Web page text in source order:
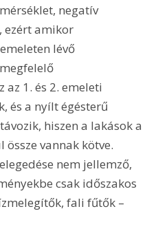
negatív
ezért amikor
lévő
1. és 2. emeleti
és a nyílt égésterű
hiszen a lakások a
vannak kötve.
nem jellemző,
csak időszakos
fali fűtők –